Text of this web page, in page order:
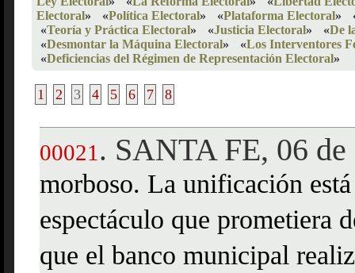
Electoral» «Política Electoral» «Plataforma Electoral»
«Teoría y Práctica Electoral» «Justicia Electoral» «De
«Desmontar la Máquina Electoral» «Los Interventores
«Deficiencias del Régimen de Representación Electoral»
1 2 3 4 5 6 7 8
00021 . SANTA FE, 06
morboso. La unificación
espectáculo que prometiera
que el banco municipal